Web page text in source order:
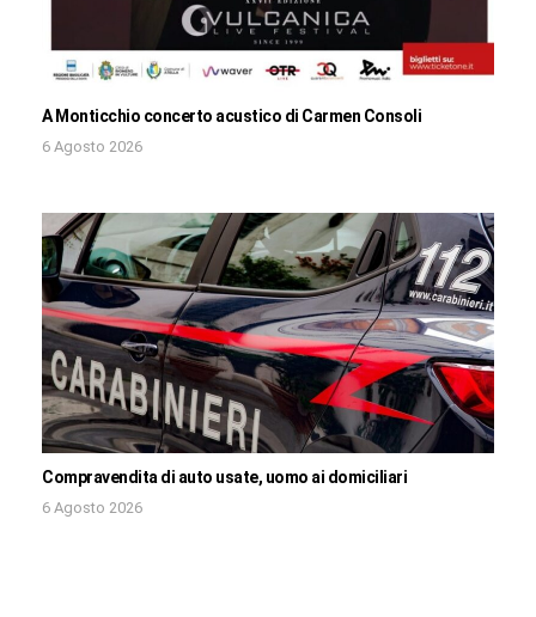
A Monticchio concerto acustico di Carmen Consoli
6 Agosto 2026
Compravendita di auto usate, uomo ai domiciliari
6 Agosto 2026